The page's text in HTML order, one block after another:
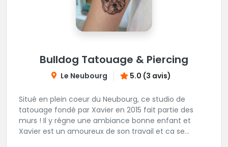
Bulldog Tatouage & Piercing
Le Neubourg 5.0 (3 avis)
Situé en plein coeur du Neubourg, ce studio de
tatouage fondé par Xavier en 2015 fait partie des
murs ! Il y régne une ambiance bonne enfant et
Xavier est un amoureux de son travail et ca se